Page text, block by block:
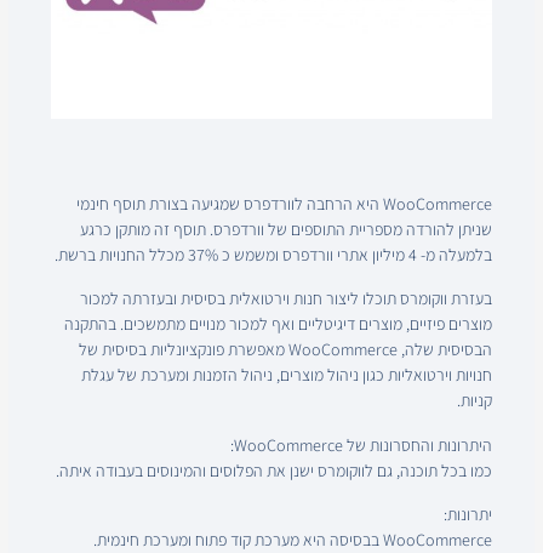
WooCommerce היא הרחבה לוורדפרס שמגיעה בצורת תוסף חינמי
שניתן להורדה מספריית התוספים של וורדפרס. תוסף זה מותקן כרגע
בלמעלה מ- 4 מיליון אתרי וורדפרס ומשמש כ 37% מכלל החנויות ברשת.
בעזרת ווקומרס תוכלו ליצור חנות וירטואלית בסיסית ובעזרתה למכור
מוצרים פיזיים, מוצרים דיגיטליים ואף למכור מנויים מתמשכים. בהתקנה
הבסיסית שלה, WooCommerce מאפשרת פונקציונליות בסיסית של
חנויות וירטואליות כגון ניהול מוצרים, ניהול הזמנות ומערכת של עגלת
קניות.
היתרונות והחסרונות של WooCommerce:
כמו בכל תוכנה, גם לווקומרס ישנן את הפלוסים והמינוסים בעבודה איתה.
יתרונות:
WooCommerce בבסיסה היא מערכת קוד פתוח ומערכת חינמית.